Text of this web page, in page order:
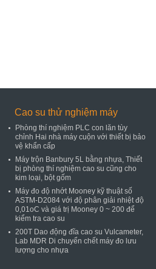
Cao su thử nghiệm máy
Phòng thí nghiệm PLC con lăn tùy
chỉnh Hai nhà máy cuộn với thiết bị bảo
vệ khẩn cấp
Máy trộn Banbury 5L bằng nhựa, Thiết
bị phòng thí nghiệm cao su cũng cho
kim loại, bột gốm
Máy đo độ nhớt Mooney kỹ thuật số
ASTM-D2084 với độ phân giải nhiệt độ
0,01oC và giá trị Mooney 0 ~ 200 để
kiểm tra cao su
200T Dao động đĩa cao su Vulcameter,
Lab MDR Di chuyển chết máy đo lưu
lượng cho nhựa